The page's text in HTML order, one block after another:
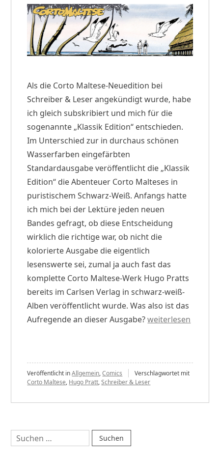
n
w
d
m
i
Als die Corto Maltese-Neuedition bei
Schreiber & Leser angekündigt wurde, habe
ich gleich subskribiert und mich für die
sogenannte „Klassik Edition“ entschieden.
Im Unterschied zur in durchaus schönen
Wasserfarben eingefärbten
Standardausgabe veröffentlicht die „Klassik
Edition“ die Abenteuer Corto Malteses in
puristischem Schwarz-Weiß. Anfangs hatte
ich mich bei der Lektüre jeden neuen
Bandes gefragt, ob diese Entscheidung
wirklich die richtige war, ob nicht die
kolorierte Ausgabe die eigentlich
lesenswerte sei, zumal ja auch fast das
komplette Corto Maltese-Werk Hugo Pratts
bereits im Carlsen Verlag in schwarz-weiß-
Alben veröffentlicht wurde. Was also ist das
Aufregende an dieser Ausgabe?„Schwarz-
Anläßlich
des
Bandes
„Corto
weiterlesen
Veröffentlicht inAllgemein,Comics
Verschlagwortet mit
Corto Maltese, Hugo Pratt,Schreiber & Leser
Suchen
nach: